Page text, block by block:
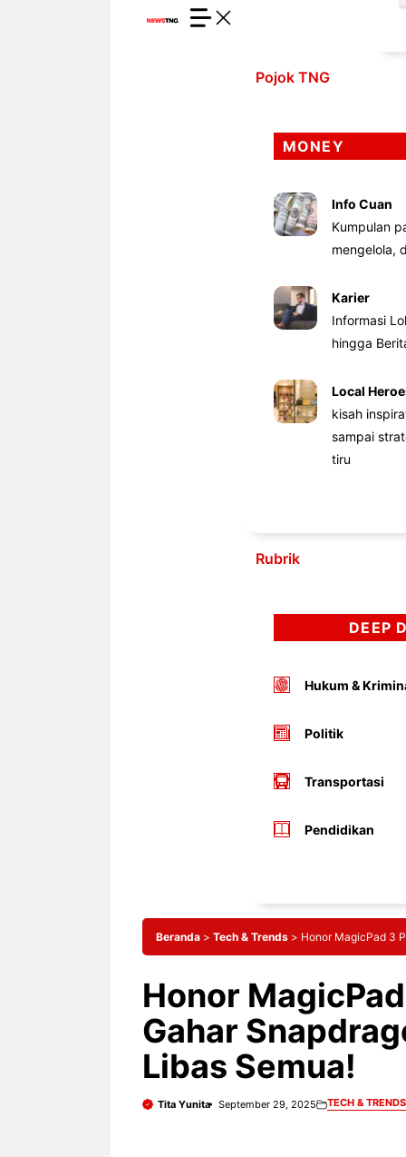
Pojok TNG
MONEY
Info Cuan
Kumpulan
mengelola,
Karier
Informasi
hingga
Local
kisah
sampai
tiru
Rubrik
DEEP
Hukum &
Politik
Transportasi
Pendidikan
Beranda > Tech & Trends > Honor MagicPad 3
Honor
Gahar
Libas Semua!
Tita Yunita September 29, 2025 TECH & TRENDS